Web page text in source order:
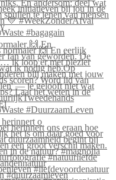
🙌 En
o